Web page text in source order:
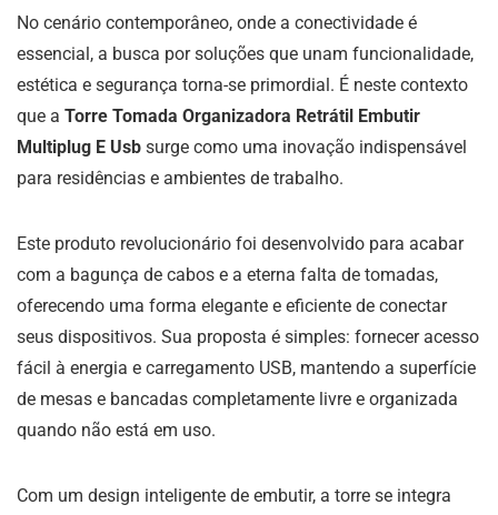
No cenário contemporâneo, onde a conectividade é
essencial, a busca por soluções que unam funcionalidade,
estética e segurança torna-se primordial. É neste contexto
que a Torre Tomada Organizadora Retrátil Embutir
Multiplug E Usb surge como uma inovação indispensável
para residências e ambientes de trabalho.
Este produto revolucionário foi desenvolvido para acabar
com a bagunça de cabos e a eterna falta de tomadas,
oferecendo uma forma elegante e eficiente de conectar
seus dispositivos. Sua proposta é simples: fornecer acesso
fácil à energia e carregamento USB, mantendo a superfície
de mesas e bancadas completamente livre e organizada
quando não está em uso.
Com um design inteligente de embutir, a torre se integra